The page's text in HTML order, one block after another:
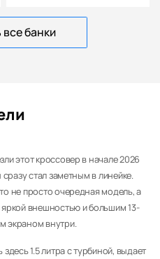
все банки
этот кроссовер в начале 2026
сразу стал заметным в линейке.
не просто очередная модель, а
внешностью и большим 13-
экраном внутри.
здесь 1.5 литра с турбиной, выдает